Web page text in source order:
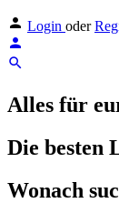
Login oder
Alles für
Die besten
Wonach